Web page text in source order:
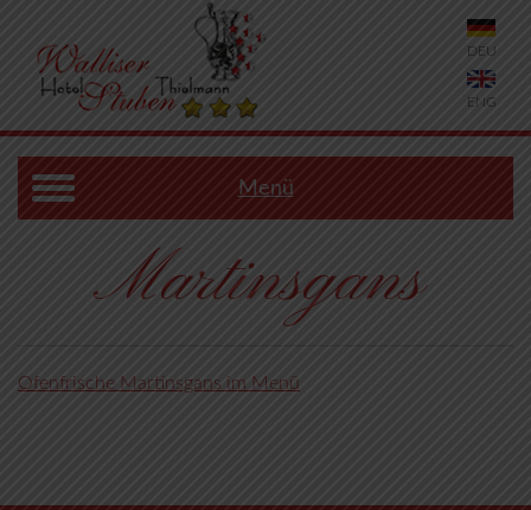
DEU
ENG
Menü
Martinsgans
Ofenfrische Martinsgans im Menü